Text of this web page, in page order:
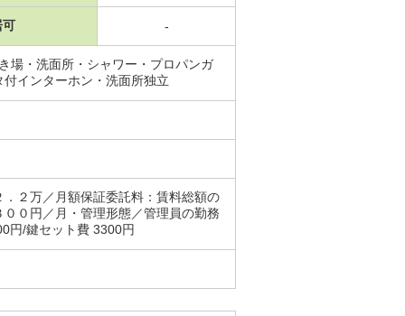
可 -
場・洗面所・シャワー・プロパンガ
インターホン・洗面所独立
２万／月額保証委託料：賃料総額の
０円／月・管理形態／管理員の勤務
円/鍵セット費 3300円